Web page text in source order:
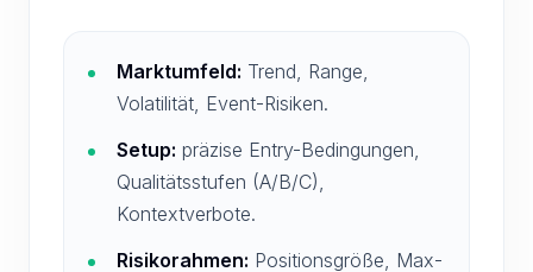
Marktumfeld: Trend, Range,
Volatilität, Event-Risiken.
Setup: präzise Entry-Bedingungen,
Qualitätsstufen (A/B/C),
Kontextverbote.
Risikorahmen: Positionsgröße, Max-